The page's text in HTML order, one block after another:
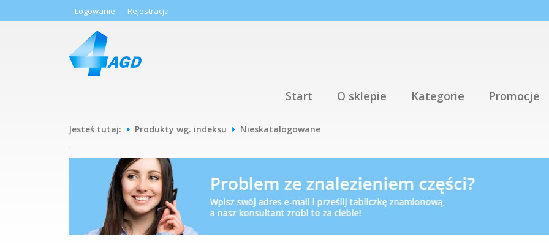
Logowanie Rejestracja
Start O sklepie Kategorie Promocje
Jesteś tutaj: Produkty wg. indeksu Nieskatalogowane